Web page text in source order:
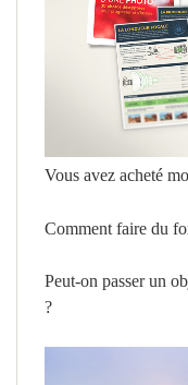
Vous avez acheté
Comment faire du
Peut-on passer un
?